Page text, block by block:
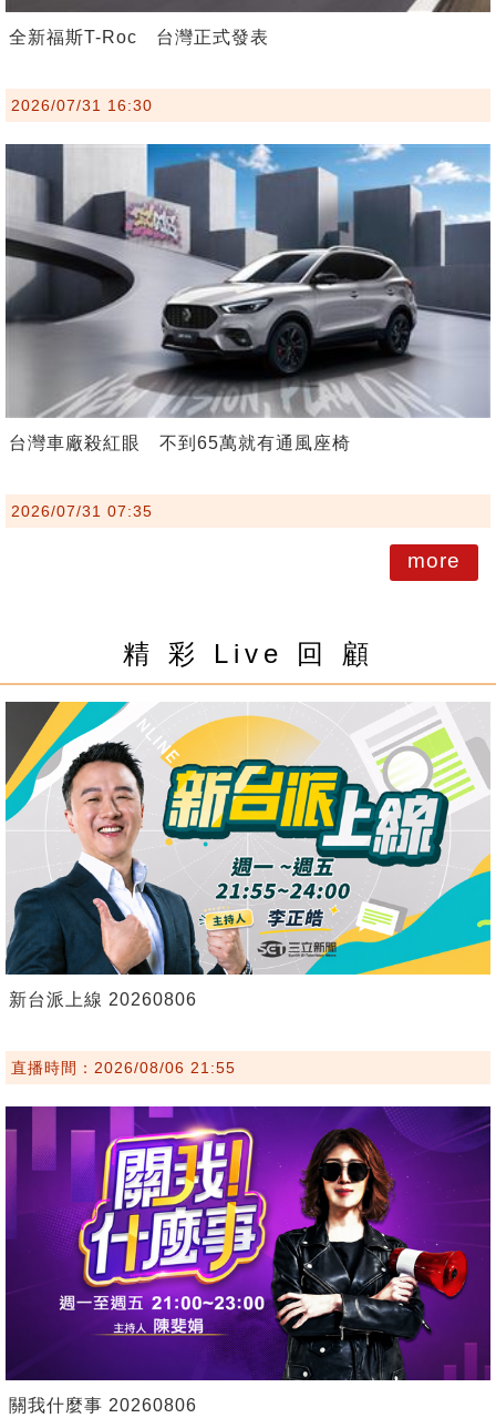
全新福斯T-Roc 台灣正式發表
2026/07/31 16:30
台灣車廠殺紅眼 不到65萬就有通風座椅
2026/07/31 07:35
more
精 彩 Live 回 顧
新台派上線 20260806
直播時間：2026/08/06 21:55
關我什麼事 20260806